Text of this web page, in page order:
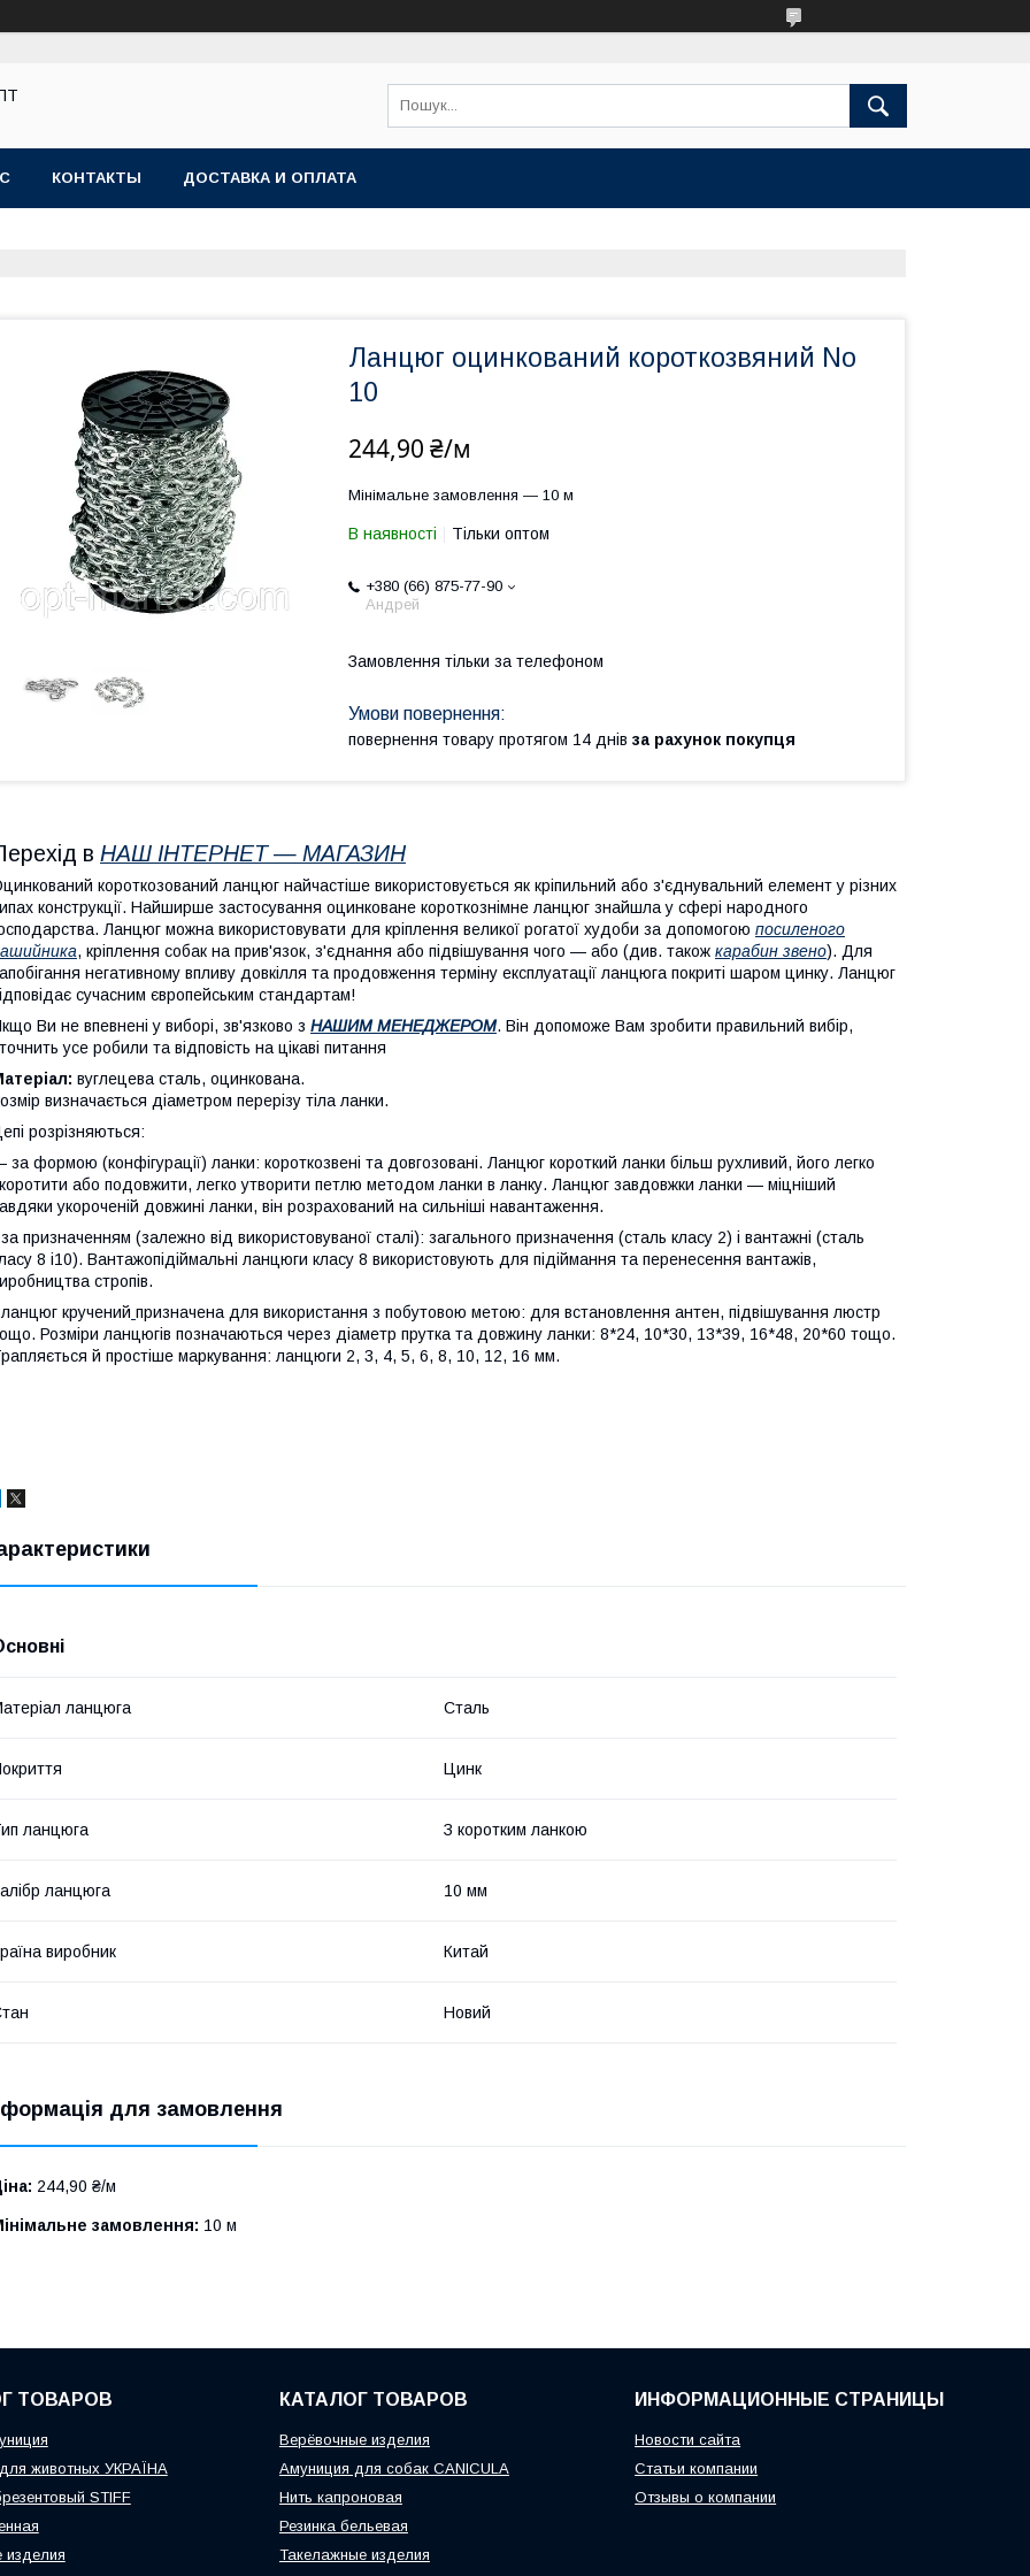
КОНТАКТЫ ДОСТАВКА И ОПЛАТА
Ланцюг оцинкований короткозвяний No
10
244,90 ₴/м
Мінімальне замовлення — 10 м
В наявності Тільки оптом
+380 (66) 875-77-90
Андрей
Замовлення тільки за телефоном
повернення товару протягом 14 днів за рахунок покупця
в НАШ ІНТЕРНЕТ — МАГАЗИН
короткозований ланцюг найчастіше використовується як кріпильний або з'єднувальний елемент у різних
конструкції. Найширше застосування оцинковане короткознімне ланцюг знайшла у сфері народного
Ланцюг можна використовувати для кріплення великої рогатої худоби за допомогою посиленого
, кріплення собак на прив'язок, з'єднання або підвішування чого — або (див. також карабин звено). Для
негативному впливу довкілля та продовження терміну експлуатації ланцюга покриті шаром цинку. Ланцюг
сучасним європейським стандартам!
Ви не впевнені у виборі, зв'язково з НАШИМ МЕНЕДЖЕРОМ. Він допоможе Вам зробити правильний вибір,
усе робили та відповість на цікаві питання
вуглецева сталь, оцинкована.
визначається діаметром перерізу тіла ланки.
розрізняються:
за формою (конфігурації) ланки: короткозвені та довгозовані. Ланцюг короткий ланки більш рухливий, його легко
або подовжити, легко утворити петлю методом ланки в ланку. Ланцюг завдовжки ланки — міцніший
укороченій довжині ланки, він розрахований на сильніші навантаження.
призначенням (залежно від використовуваної сталі): загального призначення (сталь класу 2) і вантажні (сталь
8 і10). Вантажопідіймальні ланцюги класу 8 використовують для підіймання та перенесення вантажів,
стропів.
кручений призначена для використання з побутовою метою: для встановлення антен, підвішування люстр
Розміри ланцюгів позначаються через діаметр прутка та довжину ланки: 8*24, 10*30, 13*39, 16*48, 20*60 тощо.
й простіше маркування: ланцюги 2, 3, 4, 5, 6, 8, 10, 12, 16 мм.
ланцюга Сталь
Цинк
ланцюга З коротким ланкою
ланцюга 10 мм
виробник Китай
Новий
для замовлення
244,90 ₴/м
замовлення: 10 м
ТОВАРОВ
животных УКРАЇНА
STIFF
изделия
КАТАЛОГ ТОВАРОВ
Верёвочные изделия
Амуниция для собак CANICULA
Нить капроновая
Резинка бельевая
Такелажные изделия
ИНФОРМАЦИОННЫЕ СТРАНИЦЫ
Новости сайта
Статьи компании
Отзывы о компании